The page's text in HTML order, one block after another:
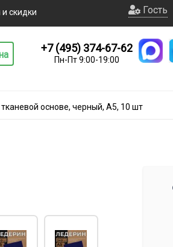
скидки Гость
+7 (495) 374-67-62
Пн-Пт 9:00-19:00
основе, черный, А5, 10 шт